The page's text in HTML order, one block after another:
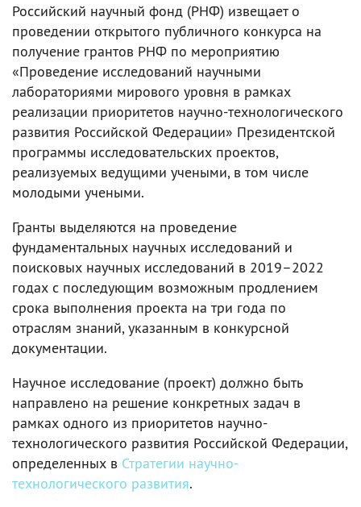
Российский научный фонд (РНФ) извещает о
проведении открытого публичного конкурса на
получение грантов РНФ по мероприятию
«Проведение исследований научными
лабораториями мирового уровня в рамках
реализации приоритетов научно-технологического
развития Российской Федерации» Президентской
программы исследовательских проектов,
реализуемых ведущими учеными, в том числе
молодыми учеными.
Гранты выделяются на проведение
фундаментальных научных исследований и
поисковых научных исследований в 2019–2022
годах с последующим возможным продлением
срока выполнения проекта на три года по
отраслям знаний, указанным в конкурсной
документации.
Научное исследование (проект) должно быть
направлено на решение конкретных задач в
рамках одного из приоритетов научно-
технологического развития Российской Федерации,
определенных в Стратегии научно-
технологического развития.